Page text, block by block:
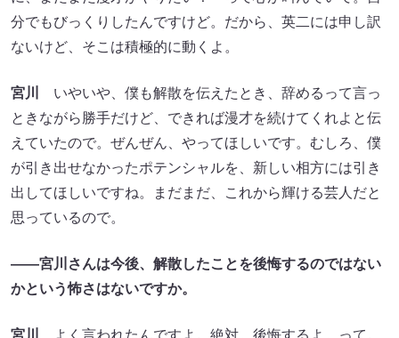
分でもびっくりしたんですけど。だから、英二には申し訳
ないけど、そこは積極的に動くよ。
宮川
いやいや、僕も解散を伝えたとき、辞めるって言っ
ときながら勝手だけど、できれば漫才を続けてくれよと伝
えていたので。ぜんぜん、やってほしいです。むしろ、僕
が引き出せなかったポテンシャルを、新しい相方には引き
出してほしいですね。まだまだ、これから輝ける芸人だと
思っているので。
――宮川さんは今後、解散したことを後悔するのではない
かという怖さはないですか。
宮川
よく言われたんですよ。絶対、後悔するよ、って。